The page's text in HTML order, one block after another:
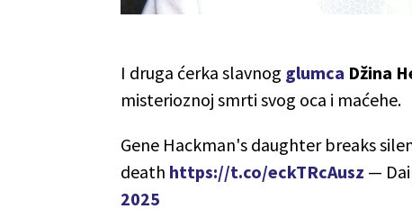
I druga ćerka slavnog glumca Džina
misterioznoj smrti svog oca i maćehe.
Gene Hackman's daughter breaks
death https://t.co/eckTRcAusz —
2025